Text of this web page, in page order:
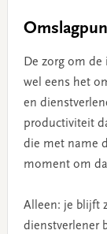
De zorg om
wel eens het
en
productiviteit
die met name
moment om
Alleen: je blijft
dienstverlener